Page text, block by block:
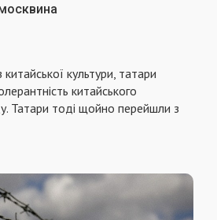
культури, татари
китайського
Татари тоді щойно перейшли з